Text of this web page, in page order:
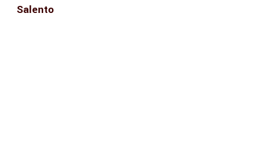
Salento